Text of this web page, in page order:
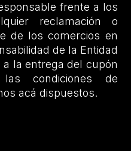
frente a los
reclamación o
de los comercios en
de la Entidad
la entrega del cupón
condiciones de
acá dispuestos.